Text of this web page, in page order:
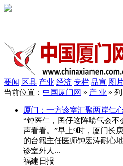
要闻 区县 产业 经济 专栏 品宣 图
当前位置： 中国厦门网 » 产 业 »
厦门：一方诊室汇聚两岸仁
“钟医生，囝仔这阵喘气会不
声看看。”早上9时，厦门长
的台籍主任医师钟宏涛耐心
诊室外人...
福建日报